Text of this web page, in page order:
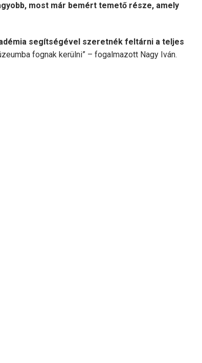
most már bemért temető része, amely
segítségével szeretnék feltárni a teljes
fognak kerülni” – fogalmazott Nagy Iván.